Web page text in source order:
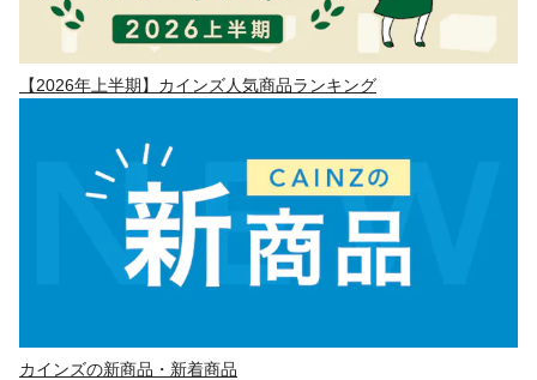
【2026年上半期】カインズ人気商品ランキング
カインズの新商品・新着商品